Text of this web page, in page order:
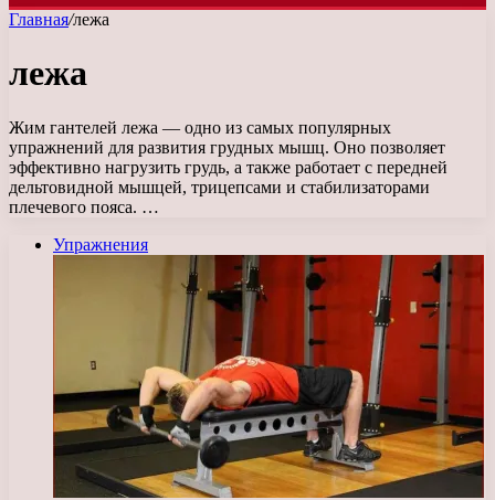
Главная/лежа
лежа
Жим гантелей лежа — одно из самых популярных
упражнений для развития грудных мышц. Оно позволяет
эффективно нагрузить грудь, а также работает с передней
дельтовидной мышцей, трицепсами и стабилизаторами
плечевого пояса. …
Упражнения